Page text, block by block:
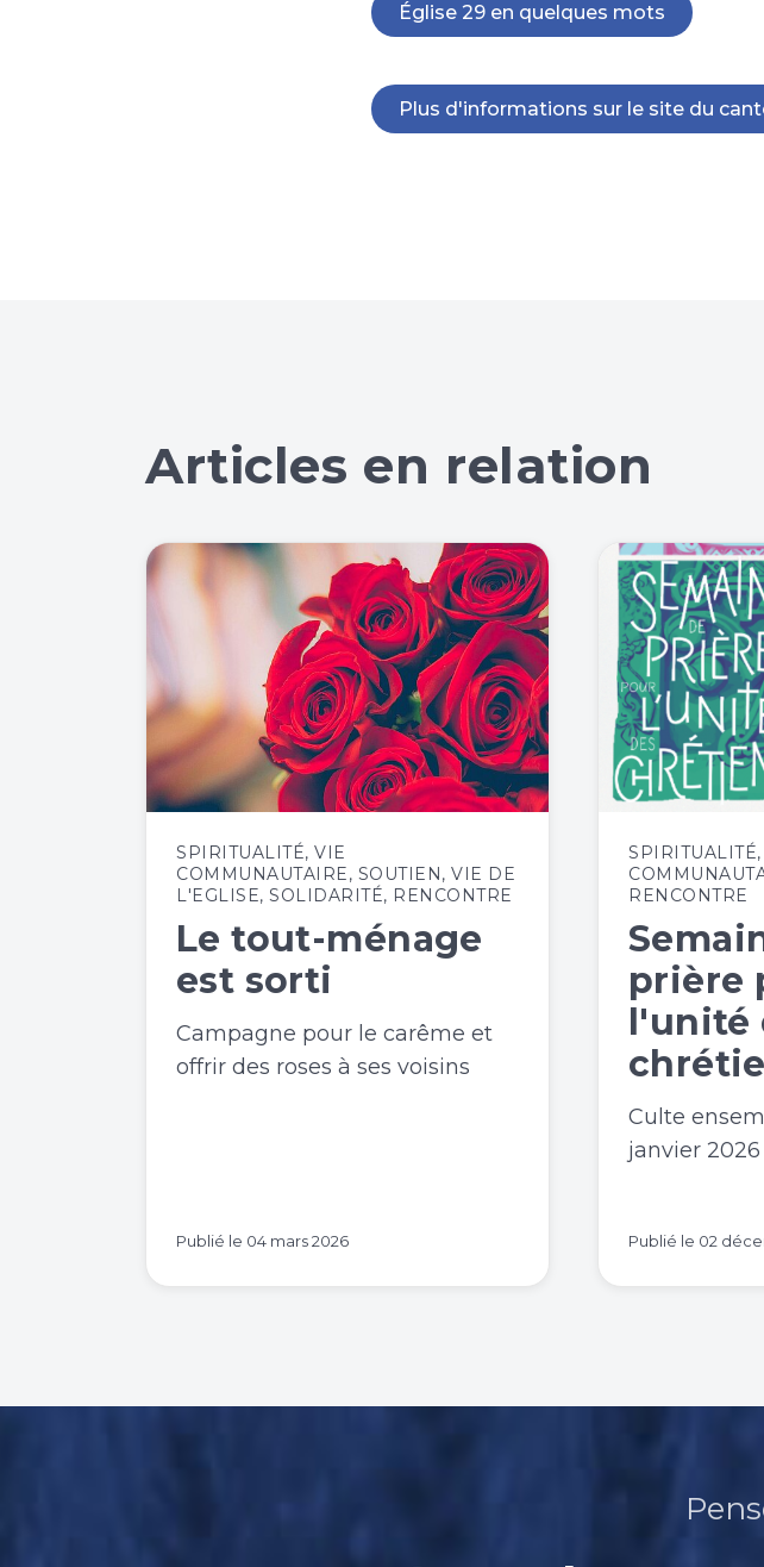
Église 29 en quelques mots
Plus d'informations sur le site du
Articles en relation
SPIRITUALITÉ, VIE
COMMUNAUTAIRE, SOUTIEN, VIE DE
L'EGLISE, SOLIDARITÉ, RENCONTRE
Le tout-ménage
est sorti
Campagne pour le carême et
offrir des roses à ses voisins
Publié le 04 mars 2026
SPIRITUALITÉ,
RENCONTRE
prière
l'unité
Culte
janvier 2026
Publié le 02